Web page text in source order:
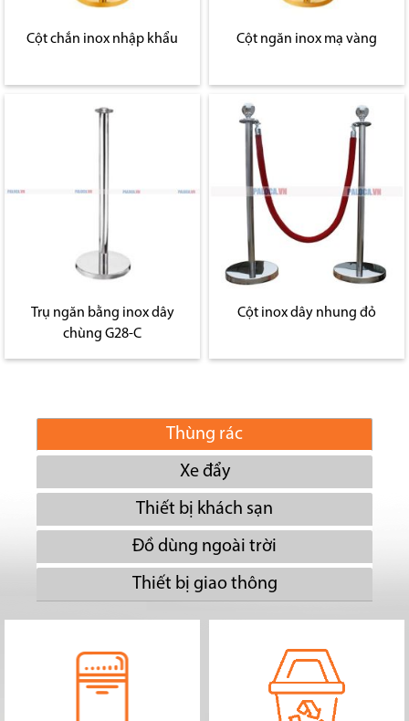
Cột chắn inox nhập khẩu Cột ngăn inox mạ vàng
Trụ ngăn bằng inox dây
chùng G28-C
Cột inox dây nhung đỏ
Thùng rác
Xe đẩy
Thiết bị khách sạn
Đồ dùng ngoài trời
Thiết bị giao thông